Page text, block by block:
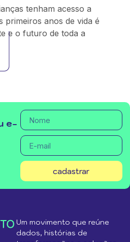
tenham acesso a
primeiros anos de vida é
e o futuro de toda a
e-
cadastrar
Um movimento que reúne
dados, histórias de